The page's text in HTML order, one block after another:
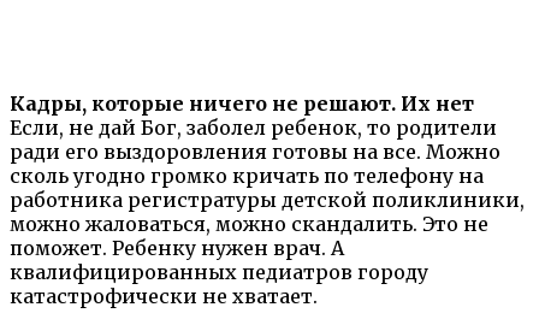
Кадры, которые ничего не решают. Их нет
Если, не дай Бог, заболел ребенок, то родители
ради его выздоровления готовы на все. Можно
сколь угодно громко кричать по телефону на
работника регистратуры детской поликлиники,
можно жаловаться, можно скандалить. Это не
поможет. Ребенку нужен врач. А
квалифицированных педиатров городу
катастрофически не хватает.